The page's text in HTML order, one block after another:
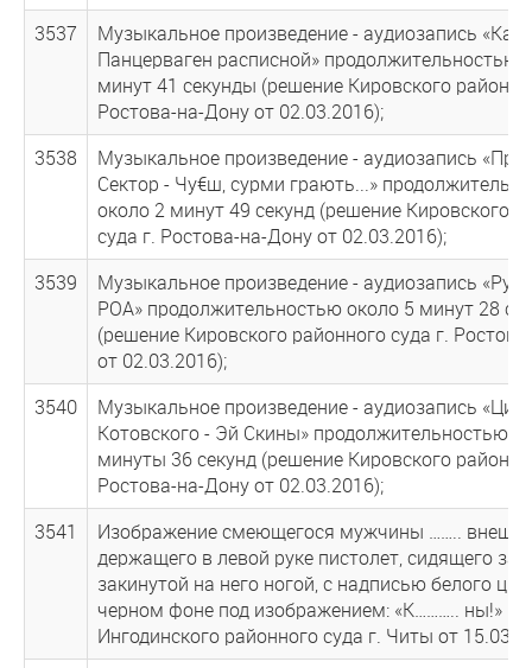
3537
Музыкальное произведение - аудиозапись
Панцерваген расписной» продолжительностью
минут 41 секунды (решение Кировского
Ростова-на-Дону от 02.03.2016);
3538
Музыкальное произведение - аудиозапись
Сектор - Чу€ш, сурми грають...»
около 2 минут 49 секунд (решение Кировского
суда г. Ростова-на-Дону от 02.03.2016);
3539
Музыкальное произведение - аудиозапись
РОА» продолжительностью около 5 минут 28
(решение Кировского районного суда г.
от 02.03.2016);
3540
Музыкальное произведение - аудиозапись
Котовского - Эй Скины» продолжительностью
минуты 36 секунд (решение Кировского
Ростова-на-Дону от 02.03.2016);
3541
Изображение смеющегося мужчины ……..
держащего в левой руке пистолет, сидящего за
закинутой на него ногой, с надписью белого
черном фоне под изображением: «К……….. ны!»
Ингодинского районного суда г. Читы от